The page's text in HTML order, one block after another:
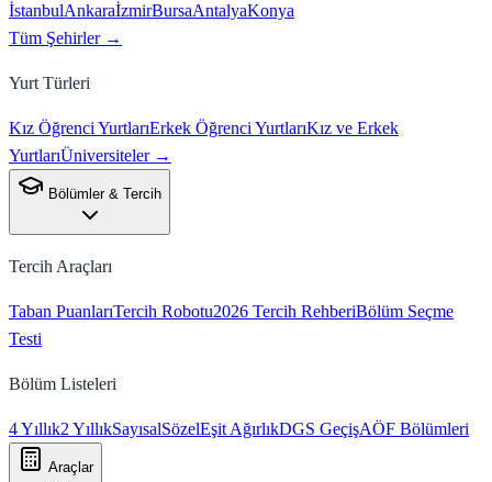
İstanbulAnkaraİzmirBursaAntalyaKonya
Tüm Şehirler →
Yurt Türleri
Kız Öğrenci YurtlarıErkek Öğrenci YurtlarıKız ve Erkek
YurtlarıÜniversiteler →
Bölümler & Tercih
Tercih Araçları
Taban PuanlarıTercih Robotu2026 Tercih RehberiBölüm Seçme
Testi
Bölüm Listeleri
4 Yıllık2 YıllıkSayısalSözelEşit AğırlıkDGS GeçişAÖF Bölümleri
Araçlar